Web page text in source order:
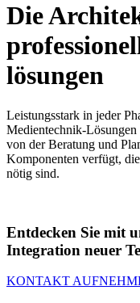
Die
lösungen
Leistungsstark in jeder
Medientechnik-Lösungen
von der Beratung und
Komponenten verfügt,
nötig sind.
Entdecken Sie mit
Integration neuer
KONTAKT